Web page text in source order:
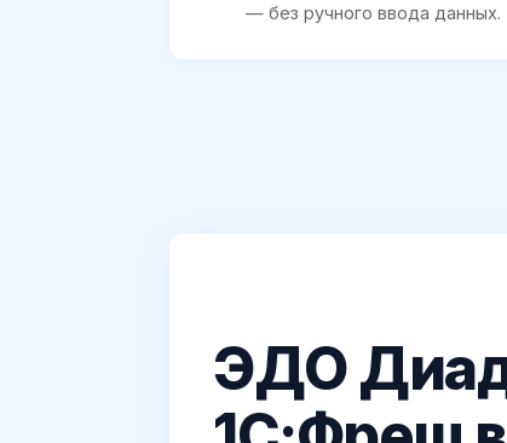
— без ручного ввода данных.
ЭДО